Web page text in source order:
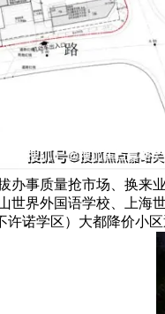
办事质量抢市场、换
世界外国语学校、上
许诺学区）大都降价